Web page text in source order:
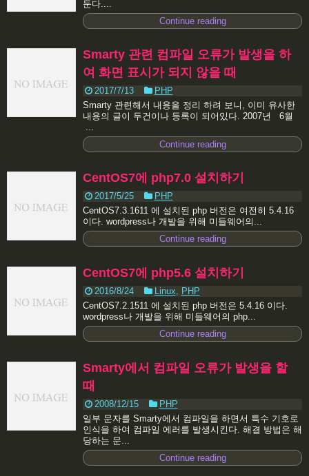
둔다....
Continue reading
Smarty 관련 컴파일 오류가 발생을 하
여 화면 표시가 되지 않을 때
2017/7/13
PHP
Smarty 관련해서 내용을 정리 하려 보니, 이미 유사한
내용의 글이 두건이나 등록이 되어있다. 2007년 6월
...
Continue reading
CentOS7에 php7.0 설치하기
2017/5/25
PHP
CentOS7.3.1611 에 설치된 php 버전은 여전히 5.4.16
이다. wordpress나 개발을 위해 미들웨어의...
Continue reading
CentOS7에 php5.6 설치하기
2016/8/24 Linux, PHP
CentOS7.2.1511 에 설치된 php 버전은 5.4.16 이다.
wordpress나 개발을 위해 미들웨어의 php...
Continue reading
Smarty에서 컴파일 오류가 발생을 할
때
2008/12/15
PHP
일부 문자를 Smarty에서 컴파일을 하면서 특수 기호로
인식을 하여 컴파일 에러를 발생시킨다. 해결 방법은 해
당하는 문...
Continue reading